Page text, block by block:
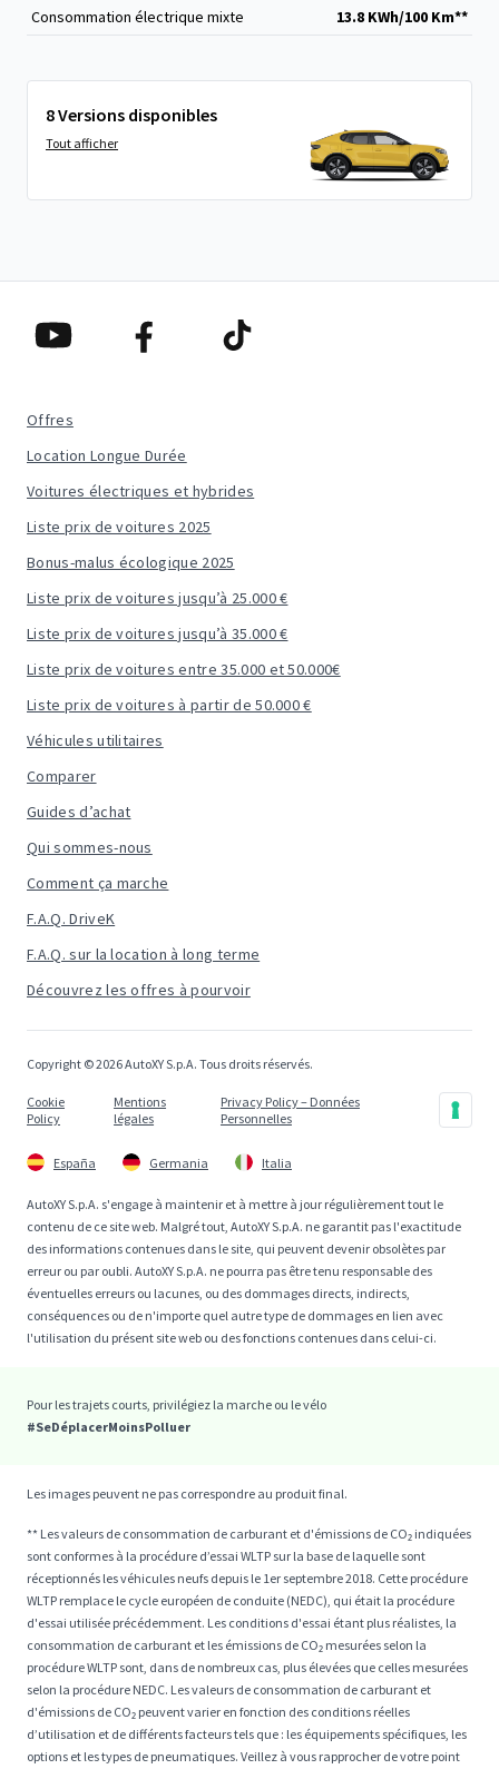
Consommation électrique mixte
13.8 KWh/100 Km**
8 Versions disponibles
Tout afficher
Offres
Location Longue Durée
Voitures électriques et hybrides
Liste prix de voitures 2025
Bonus-malus écologique 2025
Liste prix de voitures jusqu’à 25.000 €
Liste prix de voitures jusqu’à 35.000 €
Liste prix de voitures entre 35.000 et 50.000€
Liste prix de voitures à partir de 50.000 €
Véhicules utilitaires
Comparer
Guides d’achat
Qui sommes-nous
Comment ça marche
F.A.Q. DriveK
F.A.Q. sur la location à long terme
Découvrez les offres à pourvoir
Copyright © 2026 AutoXY S.p.A. Tous droits réservés.
Cookie
Policy
Mentions
légales
Privacy Policy – Données
Personnelles
España Germania Italia
AutoXY S.p.A. s'engage à maintenir et à mettre à jour régulièrement tout le
contenu de ce site web. Malgré tout, AutoXY S.p.A. ne garantit pas l'exactitude
des informations contenues dans le site, qui peuvent devenir obsolètes par
erreur ou par oubli. AutoXY S.p.A. ne pourra pas être tenu responsable des
éventuelles erreurs ou lacunes, ou des dommages directs, indirects,
conséquences ou de n'importe quel autre type de dommages en lien avec
l'utilisation du présent site web ou des fonctions contenues dans celui-ci.
Pour les trajets courts, privilégiez la marche ou le vélo
#SeDéplacerMoinsPolluer
Les images peuvent ne pas correspondre au produit final.
** Les valeurs de consommation de carburant et d'émissions de CO₂ indiquées
sont conformes à la procédure d’essai WLTP sur la base de laquelle sont
réceptionnés les véhicules neufs depuis le 1er septembre 2018. Cette procédure
WLTP remplace le cycle européen de conduite (NEDC), qui était la procédure
d'essai utilisée précédemment. Les conditions d'essai étant plus réalistes, la
consommation de carburant et les émissions de CO₂ mesurées selon la
procédure WLTP sont, dans de nombreux cas, plus élevées que celles mesurées
selon la procédure NEDC. Les valeurs de consommation de carburant et
d'émissions de CO₂ peuvent varier en fonction des conditions réelles
d’utilisation et de différents facteurs tels que : les équipements spécifiques, les
options et les types de pneumatiques. Veillez à vous rapprocher de votre point